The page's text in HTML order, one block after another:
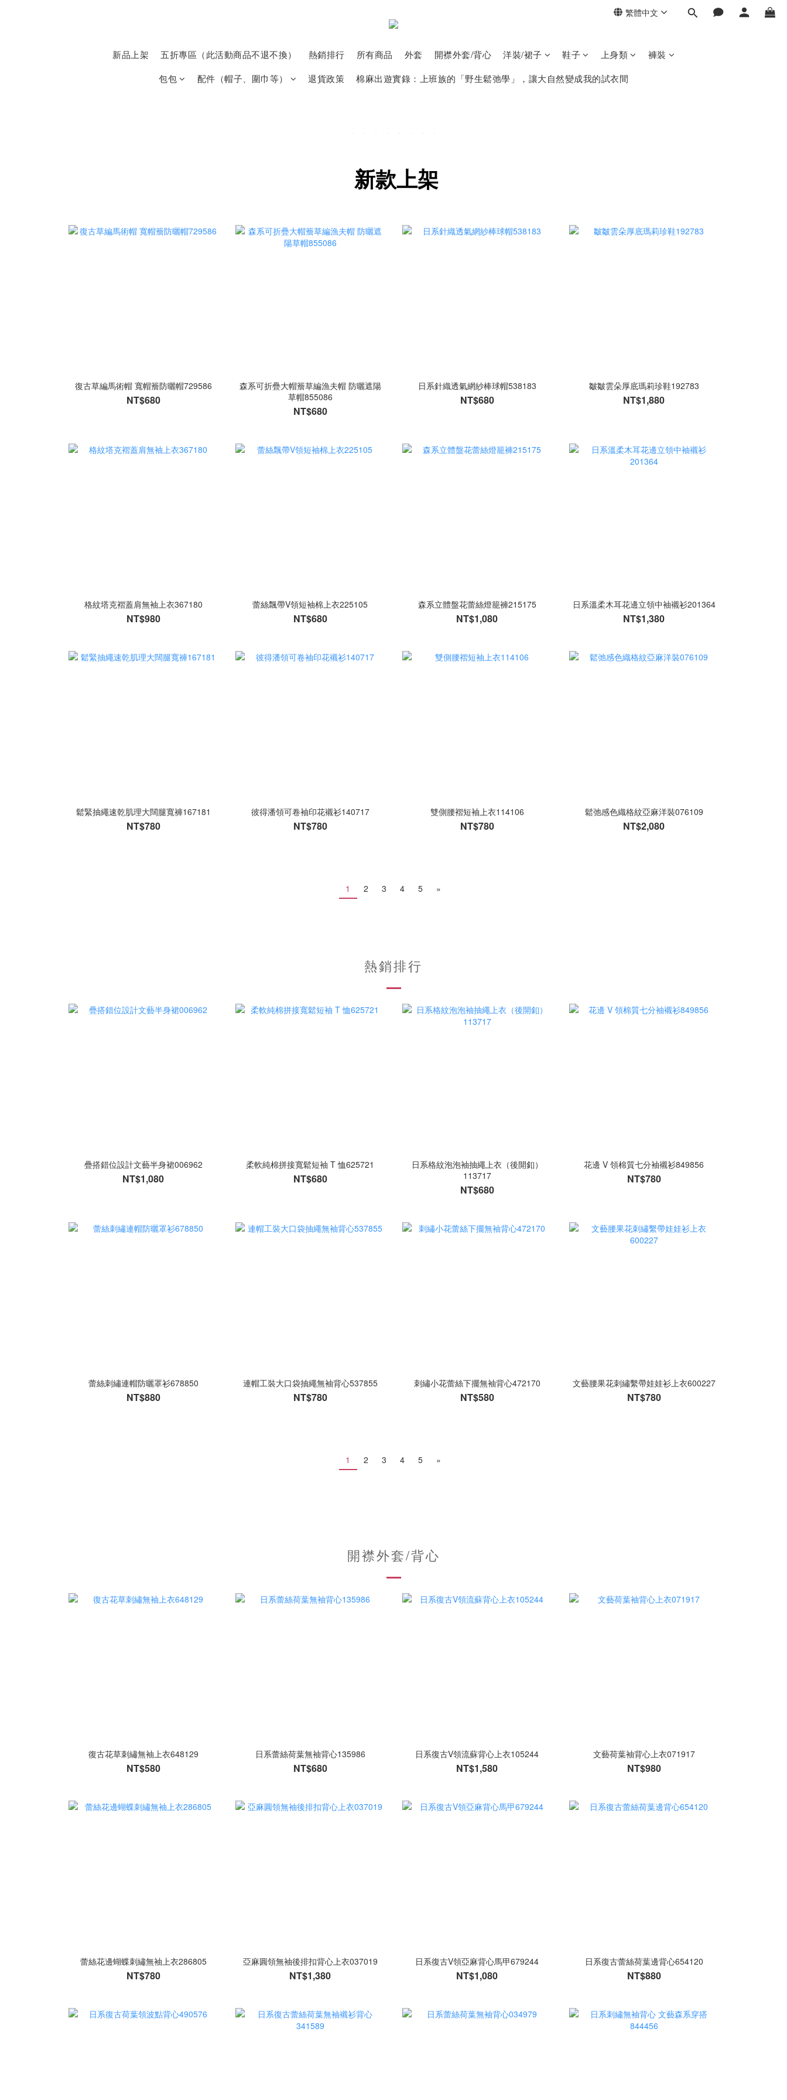
繁體中文
新品上架 五折專區（此活動商品不退不換） 熱銷排行 所有商品 外套 開襟外套/背心 洋裝/裙子 鞋子 上身類
褲裝
包包
配件（帽子、圍巾等） 退貨政策 棉麻出遊實錄：上班族的「野生鬆弛學」，讓大自然變成我的試衣間
新款上架
復古草編馬術帽 寬帽簷防曬帽729586
NT$680
森系可折疊大帽簷草編漁夫帽 防曬遮陽
草帽855086
NT$680
日系針織透氣網紗棒球帽538183
NT$680
皺皺雲朵厚底瑪莉珍鞋192783
NT$1,880
格紋塔克褶蓋肩無袖上衣367180
NT$980
蕾絲飄帶V領短袖棉上衣225105
NT$680
森系立體盤花蕾絲燈籠褲215175
NT$1,080
日系溫柔木耳花邊立領中袖襯衫201364
NT$1,380
鬆緊抽繩速乾肌理大闊腿寬褲167181
NT$780
彼得潘領可卷袖印花襯衫140717
NT$780
雙側腰褶短袖上衣114106
NT$780
鬆弛感色織格紋亞麻洋裝076109
NT$2,080
1 2 3 4 5 »
熱銷排行
疊搭錯位設計文藝半身裙006962
NT$1,080
柔軟純棉拼接寬鬆短袖 T 恤625721
NT$680
日系格紋泡泡袖抽繩上衣（後開釦）
113717
NT$680
花邊 V 領棉質七分袖襯衫849856
NT$780
蕾絲刺繡連帽防曬罩衫678850
NT$880
連帽工裝大口袋抽繩無袖背心537855
NT$780
刺繡小花蕾絲下擺無袖背心472170
NT$580
文藝腰果花刺繡繫帶娃娃衫上衣600227
NT$780
1 2 3 4 5 »
開襟外套/背心
復古花草刺繡無袖上衣648129
NT$580
日系蕾絲荷葉無袖背心135986
NT$680
日系復古V領流蘇背心上衣105244
NT$1,580
文藝荷葉袖背心上衣071917
NT$980
蕾絲花邊蝴蝶刺繡無袖上衣286805
NT$780
亞麻圓領無袖後排扣背心上衣037019
NT$1,380
日系復古V領亞麻背心馬甲679244
NT$1,080
日系復古蕾絲荷葉邊背心654120
NT$880